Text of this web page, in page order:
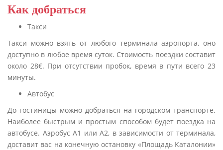
Как добраться
Такси
Такси можно взять от любого терминала аэропорта, оно
доступно в любое время суток. Стоимость поездки составит
около 28€. При отсутствии пробок, время в пути всего 23
минуты.
Автобус
До гостиницы можно добраться на городском транспорте.
Наиболее быстрым и простым способом будет поездка на
автобусе. Аэробус А1 или А2, в зависимости от терминала,
доставит вас на конечную остановку «Площадь Каталонии»